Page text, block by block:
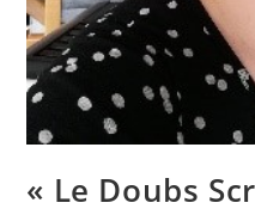
« Le Doubs